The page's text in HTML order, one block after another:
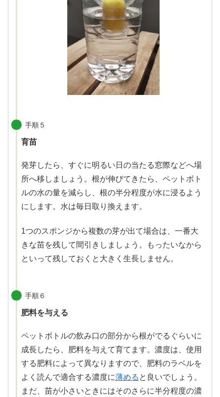
手順５
育苗
発芽したら、すぐに明るい日の当たる窓際などへ場
所へ移しましょう。根が伸びてきたら、ペットボト
ルの水の量を減らし、根の半分程度が水に浸るよう
にします。水は毎日取り換えます。
1つのスポンジから複数の芽が出て場合は、一番大
きな苗を残して間引きしましょう。もったいなから
といって残しておくと大きく生長しません。
手順６
肥料を与える
ペットボトルの飲み口の部分から根がでるぐらいに
成長したら、肥料を与えて育てます。濃度は、使用
する肥料によって異なりますので、肥料のラベルを
よく読んで適合する濃度に薄める と良いでしょう。
まだ、苗が小さいときにはそのさらに半分程度の濃
X
LINE
LinkedIn
コピー